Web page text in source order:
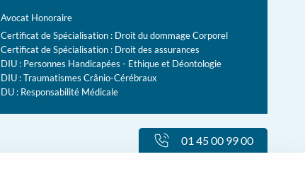
Avocat Honoraire
Certificat de Spécialisation : Droit du dommage Corporel
Certificat de Spécialisation : Droit des assurances
DIU : Personnes Handicapées - Ethique et Déontologie
DIU : Traumatismes Crânio-Cérébraux
DU : Responsabilité Médicale
01 45 00 99 00